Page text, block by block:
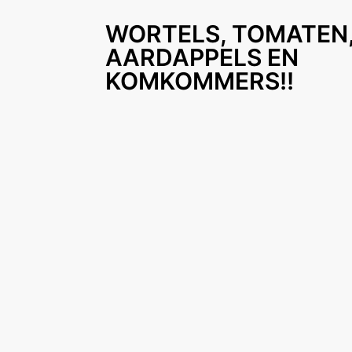
WORTELS,
AARDAPPELS EN
KOMKOMMERS!!